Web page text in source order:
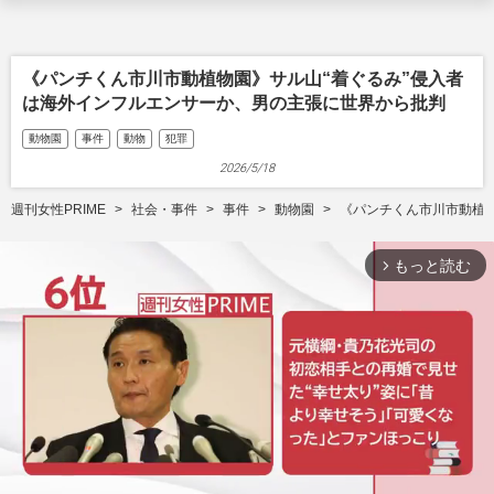
《パンチくん市川市動植物園》サル山“着ぐるみ”侵入者
は海外インフルエンサーか、男の主張に世界から批判
動物園 事件 動物 犯罪
2026/5/18
週刊女性PRIME 社会・事件 事件 動物園 《パンチくん市川市動
arrow_forward_ios もっと読む